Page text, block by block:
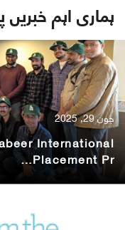
ہماری اہم خبریں
جون 29, 2025
International
Placement Pr…